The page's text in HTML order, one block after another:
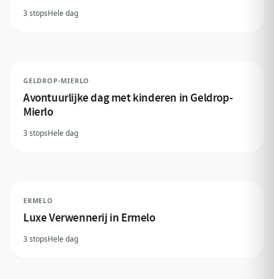
3 stopsHele dag
GELDROP-MIERLO
Avontuurlijke dag met kinderen in Geldrop-
Mierlo
3 stopsHele dag
ERMELO
Luxe Verwennerij in Ermelo
3 stopsHele dag